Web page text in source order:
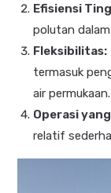
Efisiensi
polutan
Fleksibilitas:
termasuk
air permukaan.
Operasi
relatif